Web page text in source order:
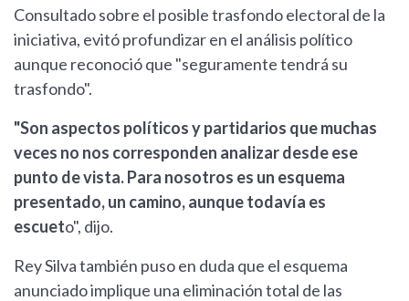
Consultado sobre el posible trasfondo electoral de la
iniciativa, evitó profundizar en el análisis político
aunque reconoció que "seguramente tendrá su
trasfondo".
"Son aspectos políticos y partidarios que muchas
veces no nos corresponden analizar desde ese
punto de vista. Para nosotros es un esquema
presentado, un camino, aunque todavía es
escueto", dijo.
Rey Silva también puso en duda que el esquema
anunciado implique una eliminación total de las